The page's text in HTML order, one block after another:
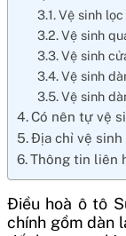
Vệ sinh
Vệ sinh
Vệ sinh
Vệ sinh
Vệ sinh
Có nên tự vệ
Địa chỉ vệ sinh
Thông tin liên
Điều hoà ô tô
chính gồm dàn